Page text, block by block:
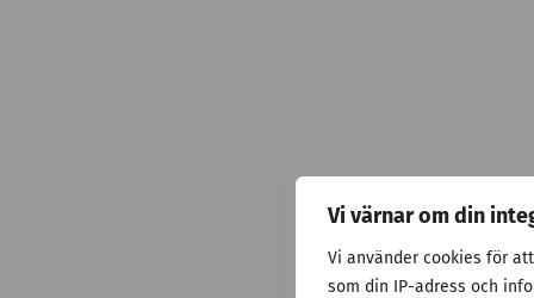
Vi värnar om din
Vi använder cookies för
som din IP-adress och